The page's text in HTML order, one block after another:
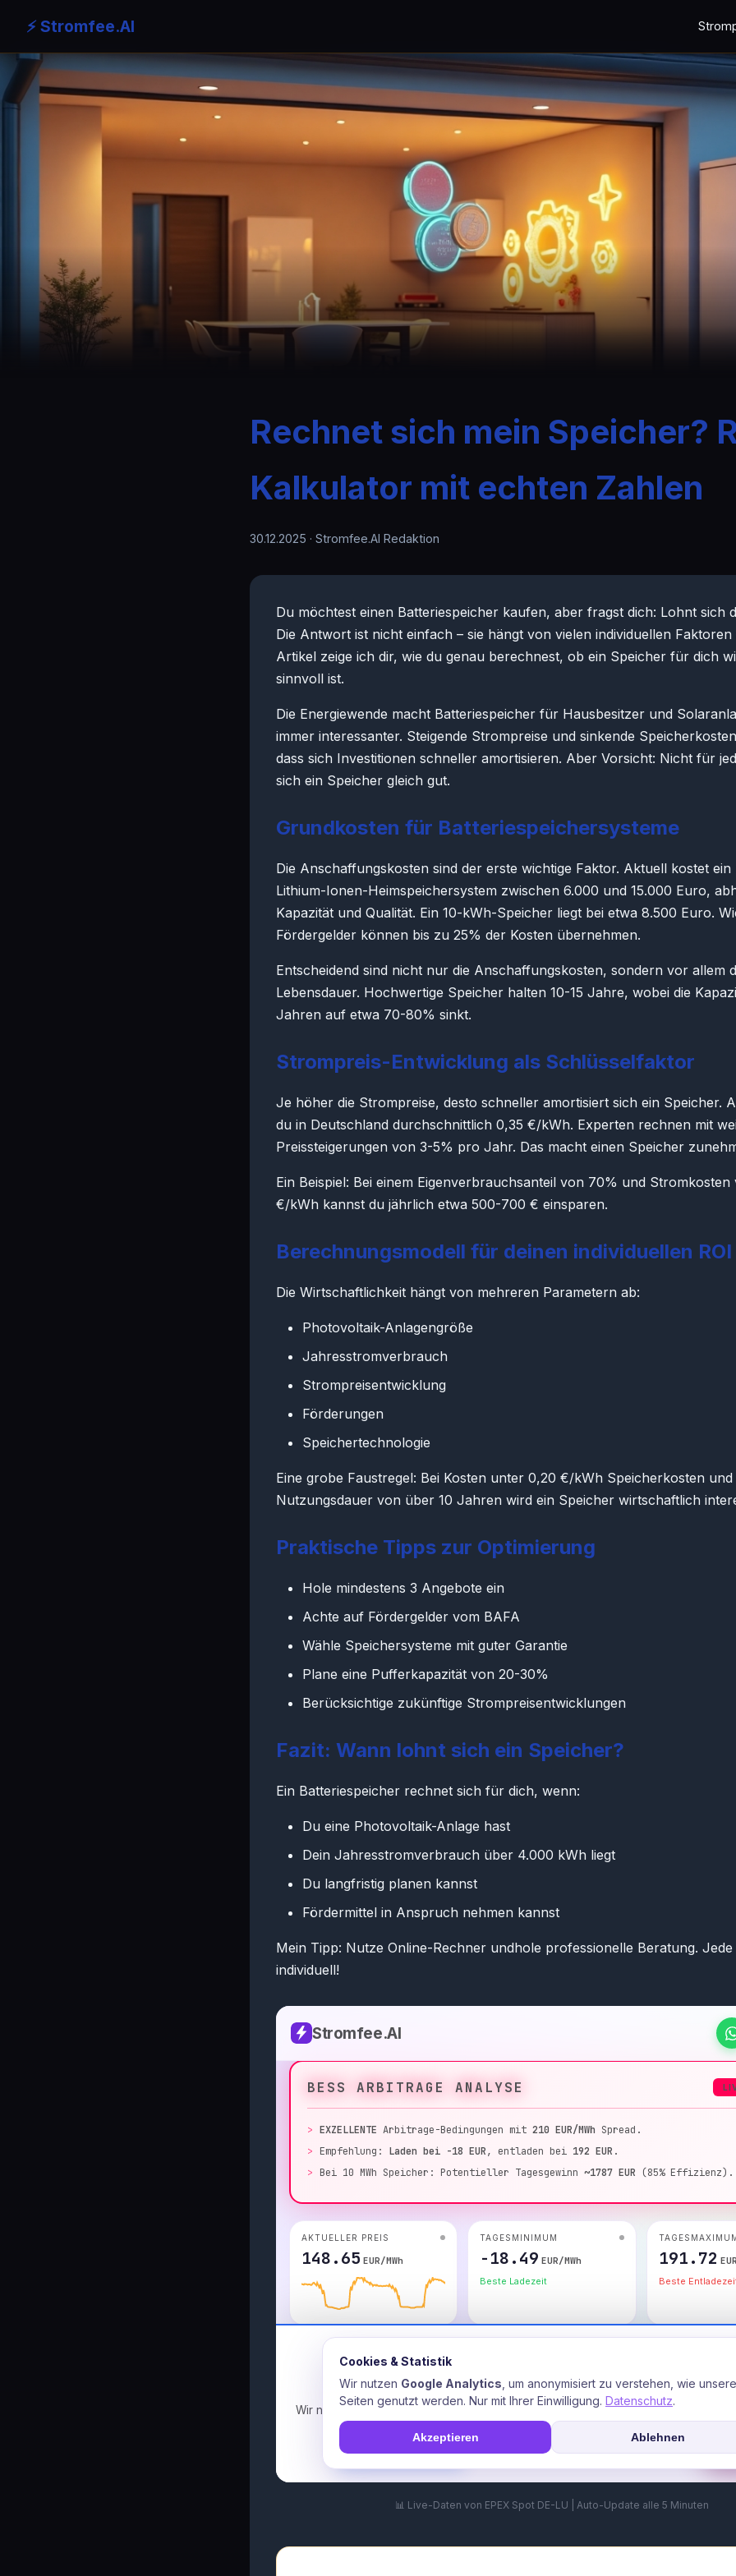
⚡ Stromfee.AI
Rechnet sich mein Speicher?
Kalkulator mit echten Zahlen
30.12.2025 · Stromfee.AI Redaktion
Du möchtest einen Batteriespeicher kaufen, aber fragst dich: Lohnt sich
Die Antwort ist nicht einfach – sie hängt von vielen individuellen Faktoren
Artikel zeige ich dir, wie du genau berechnest, ob ein Speicher für dich
sinnvoll ist.
Die Energiewende macht Batteriespeicher für Hausbesitzer und
immer interessanter. Steigende Strompreise und sinkende
dass sich Investitionen schneller amortisieren. Aber Vorsicht: Nicht für
sich ein Speicher gleich gut.
Grundkosten für Batteriespeichersysteme
Die Anschaffungskosten sind der erste wichtige Faktor. Aktuell kostet ein
Lithium-Ionen-Heimspeichersystem zwischen 6.000 und 15.000 Euro,
Kapazität und Qualität. Ein 10-kWh-Speicher liegt bei etwa 8.500 Euro.
Fördergelder können bis zu 25% der Kosten übernehmen.
Entscheidend sind nicht nur die Anschaffungskosten, sondern vor allem
Lebensdauer. Hochwertige Speicher halten 10-15 Jahre, wobei die
Jahren auf etwa 70-80% sinkt.
Strompreis-Entwicklung als Schlüsselfaktor
Je höher die Strompreise, desto schneller amortisiert sich ein Speicher.
du in Deutschland durchschnittlich 0,35 €/kWh. Experten rechnen mit
Preissteigerungen von 3-5% pro Jahr. Das macht einen Speicher
Ein Beispiel: Bei einem Eigenverbrauchsanteil von 70% und Stromkosten
€/kWh kannst du jährlich etwa 500-700 € einsparen.
Berechnungsmodell für deinen individuellen ROI
Die Wirtschaftlichkeit hängt von mehreren Parametern ab:
Photovoltaik-Anlagengröße
Jahresstromverbrauch
Strompreisentwicklung
Förderungen
Speichertechnologie
Eine grobe Faustregel: Bei Kosten unter 0,20 €/kWh Speicherkosten
Nutzungsdauer von über 10 Jahren wird ein Speicher wirtschaftlich
Praktische Tipps zur Optimierung
Hole mindestens 3 Angebote ein
Achte auf Fördergelder vom BAFA
Wähle Speichersysteme mit guter Garantie
Plane eine Pufferkapazität von 20-30%
Berücksichtige zukünftige Strompreisentwicklungen
Fazit: Wann lohnt sich ein Speicher?
Ein Batteriespeicher rechnet sich für dich, wenn:
Du eine Photovoltaik-Anlage hast
Dein Jahresstromverbrauch über 4.000 kWh liegt
Du langfristig planen kannst
Fördermittel in Anspruch nehmen kannst
Mein Tipp: Nutze Online-Rechner undhole professionelle Beratung. Jede
individuell!
📊 Live-Daten von EPEX Spot DE-LU | Auto-Update alle 5 Minuten